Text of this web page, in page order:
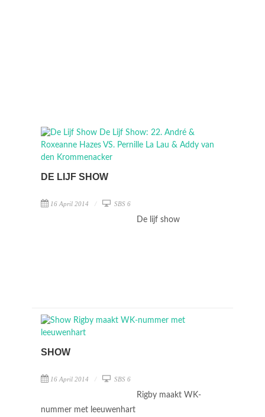
DE LIJF SHOW
16 April 2014 SBS 6
De lijf show
SHOW
16 April 2014 SBS 6
Rigby maakt WK-
nummer met leeuwenhart